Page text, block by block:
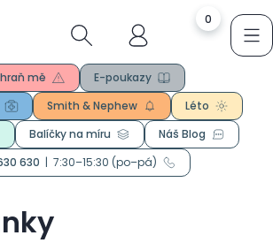
0
mě
E-poukazy
Smith & Nephew
Léto
Balíčky na míru
Náš Blog
630 | 7:30–15:30 (po–pá)